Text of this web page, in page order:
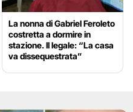
La nonna di Gabriel Feroleto
costretta a dormire in
stazione. Il legale: “La casa
va dissequestrata”